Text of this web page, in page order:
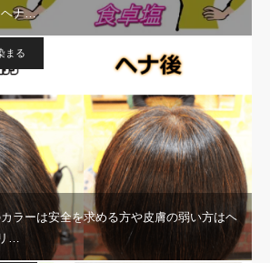
ヘナ…
まる
ラーは安全を求める方や皮膚の弱い方はヘ
…